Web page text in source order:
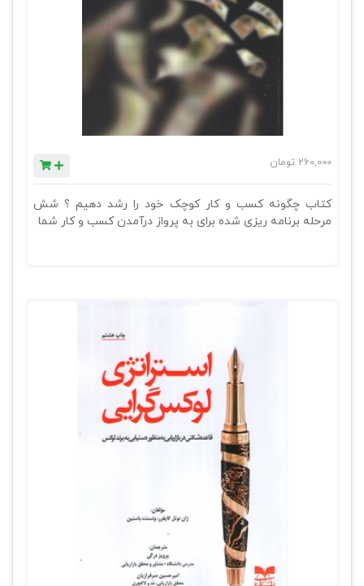
260,000 تومان
کتاب چگونه کسب و کار کوچک خود را رشد دهیم ؟ شش
مرحله برنامه ریزی شده برای به پرواز درآمدن کسب و کار شما